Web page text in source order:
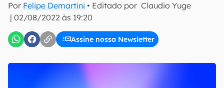
Por Felipe Demartini • Editado por Claudio Yuge
| 02/08/2022 às 19:20
Assine nossa Newsletter
inscreva-se
Confirmo que li, aceito e concordo com os Termos de
Uso e Política de Privacidade do Canaltech.